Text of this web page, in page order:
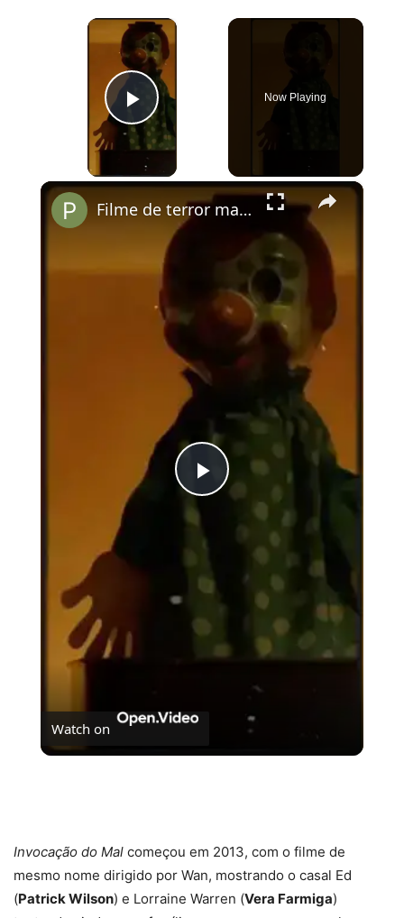
×
Play Video
Now Playing
×
Play
Video
Filme de terror mais assustador de 2024 chegou ao Brasil
Watch on
Invocação do Mal começou em 2013, com o filme de
mesmo nome dirigido por Wan, mostrando o casal Ed
(Patrick Wilson) e Lorraine Warren (Vera Farmiga)